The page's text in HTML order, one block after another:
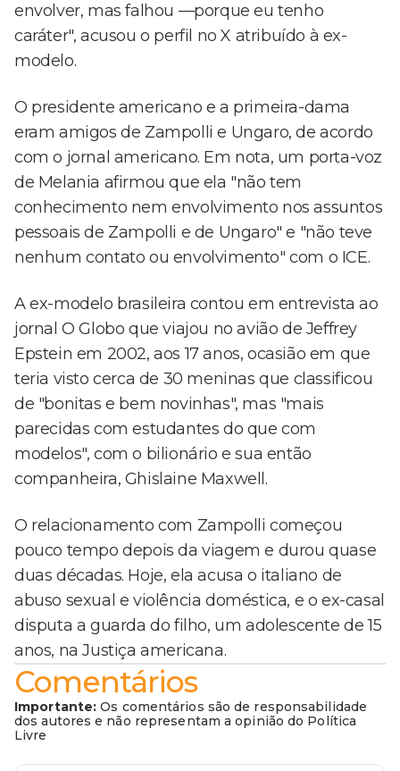
envolver, mas falhou —porque eu tenho
caráter", acusou o perfil no X atribuído à ex-
modelo.
O presidente americano e a primeira-dama
eram amigos de Zampolli e Ungaro, de acordo
com o jornal americano. Em nota, um porta-voz
de Melania afirmou que ela "não tem
conhecimento nem envolvimento nos assuntos
pessoais de Zampolli e de Ungaro" e "não teve
nenhum contato ou envolvimento" com o ICE.
A ex-modelo brasileira contou em entrevista ao
jornal O Globo que viajou no avião de Jeffrey
Epstein em 2002, aos 17 anos, ocasião em que
teria visto cerca de 30 meninas que classificou
de "bonitas e bem novinhas", mas "mais
parecidas com estudantes do que com
modelos", com o bilionário e sua então
companheira, Ghislaine Maxwell.
O relacionamento com Zampolli começou
pouco tempo depois da viagem e durou quase
duas décadas. Hoje, ela acusa o italiano de
abuso sexual e violência doméstica, e o ex-casal
disputa a guarda do filho, um adolescente de 15
anos, na Justiça americana.
Comentários
Importante: Os comentários são de responsabilidade
dos autores e não representam a opinião do Política
Livre